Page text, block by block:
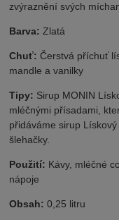
zvýraznění svých
Barva: Zlatá
Chuť: Čerstvá příchuť
mandle a vanilky
Tipy: Sirup MONIN
mléčnými přísadami,
přidáváme sirup
šlehačky.
Použití: Kávy, mléčné
nápoje
Obsah: 0,25 litru